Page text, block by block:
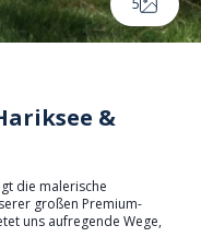
5
&
die malerische
großen Premium-
uns aufregende Wege,